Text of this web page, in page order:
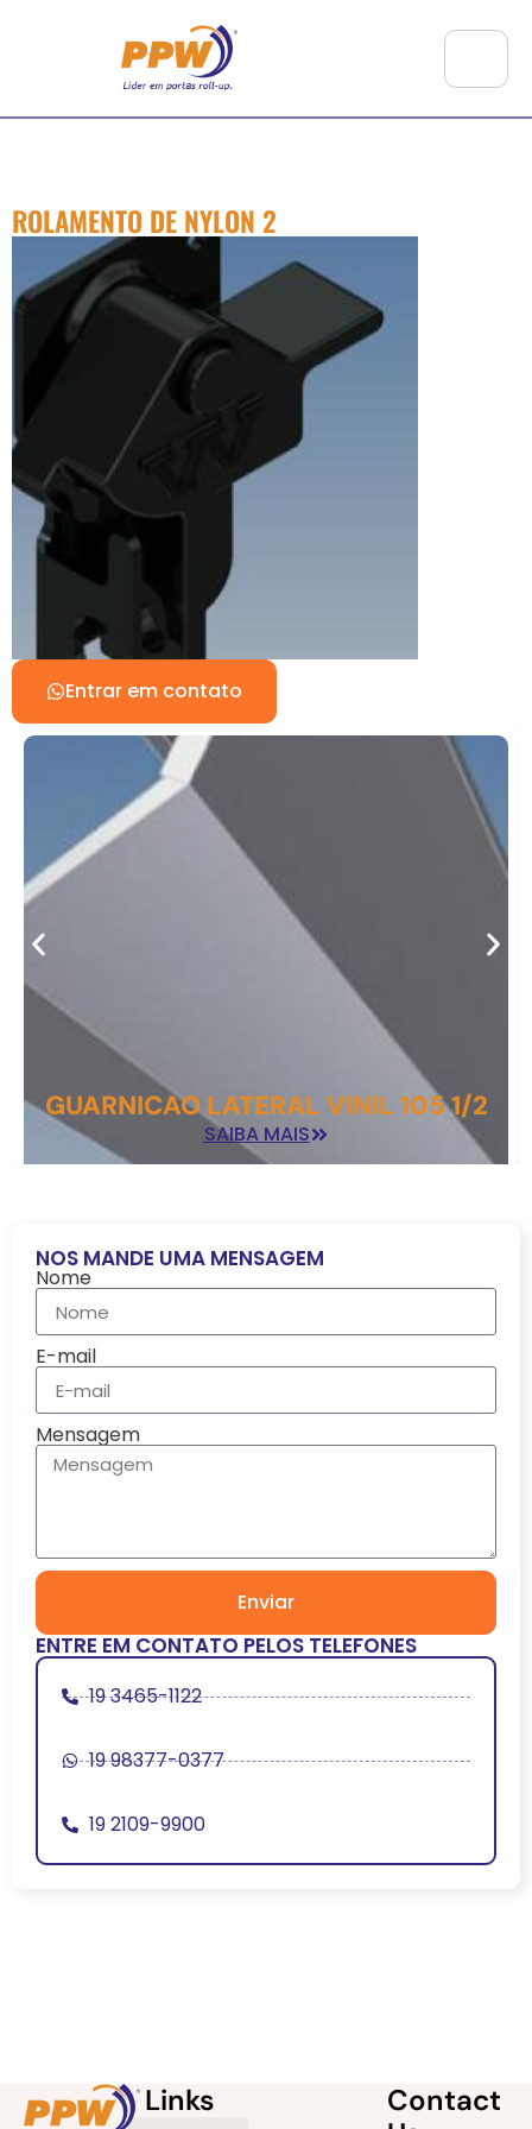
ROLAMENTO DE NYLON 2
Entrar em contato
GUARNICAO LATERAL VINIL 105 1/2
SAIBA MAIS
NOS MANDE UMA MENSAGEM
Nome
E-mail
Mensagem
Enviar
ENTRE EM CONTATO PELOS TELEFONES
19 3465-1122
19 98377-0377
19 2109-9900
Links
Contact